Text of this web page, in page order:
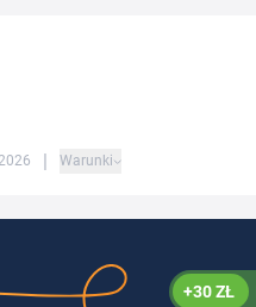
| Warunki
+30 ZŁ